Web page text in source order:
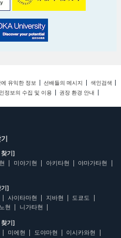
유익한 정보 선배들의 메시지
색인검색
정보의 수집 및 이용 권장 환경 안내
기]
미야기현 아키타현
야마가타현
]
사이타마현 지바현
도쿄도
현 니가타현
기]
미에현 도야마현
이시카와현